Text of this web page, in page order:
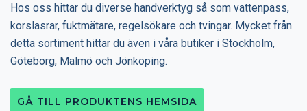
Hos oss hittar du diverse handverktyg så som vattenpass,
korslasrar, fuktmätare, regelsökare och tvingar. Mycket från
detta sortiment hittar du även i våra butiker i Stockholm,
Göteborg, Malmö och Jönköping.
GÅ TILL PRODUKTENS HEMSIDA